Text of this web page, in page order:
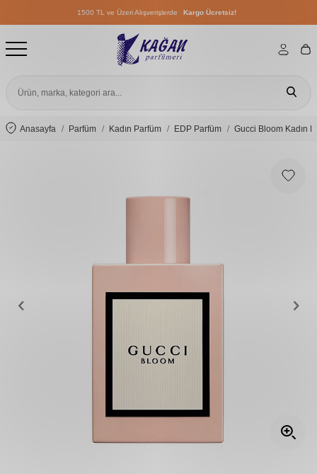
1500 TL ve Üzeri Alışverişlerde Kargo Ücretsiz!
1500 TL ve Üzeri Alışverişlerde
1500 TL ve Üzeri Alışverişlerde
Anasayfa Parfüm Kadın Parfüm EDP Parfüm Gucci Bloom Kadın